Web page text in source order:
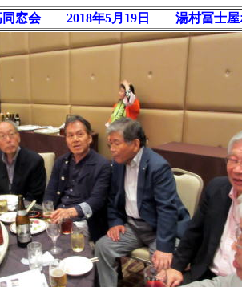
同窓会 2018年5月19日 湯村冨士屋